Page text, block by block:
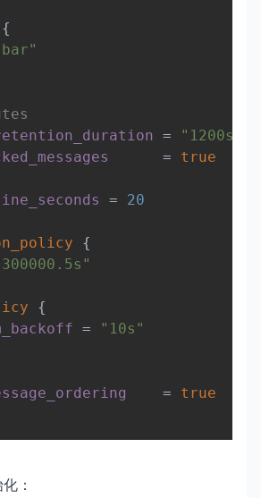
{
=
"1200s"
= true
= 20
{
{
=
"10s"
=
true
：